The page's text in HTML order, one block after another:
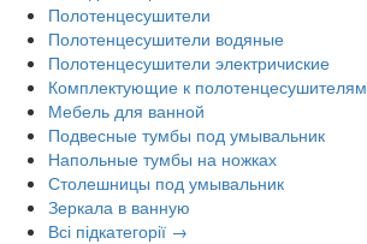
Полотенцесушители
Полотенцесушители водяные
Полотенцесушители электричиские
Комплектующие к полотенцесушителям
Мебель для ванной
Подвесные тумбы под умывальник
Напольные тумбы на ножках
Столешницы под умывальник
Зеркала в ванную
Всі підкатегорії →